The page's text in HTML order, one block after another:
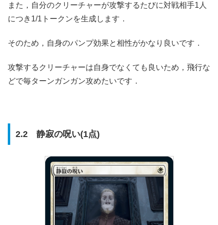
また，自分のクリーチャーが攻撃するたびに対戦相手1人
につき1/1トークンを生成します．
そのため，自身のパンプ効果と相性がかなり良いです．
攻撃するクリーチャーは自身でなくても良いため，飛行な
どで毎ターンガンガン攻めたいです．
2.2 静寂の呪い(1点)